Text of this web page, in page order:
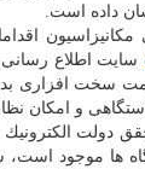
داده است.
مكانیزاسیون
سایت اطلاع
سخت افزاری
و امكان
دولت
موجود است،